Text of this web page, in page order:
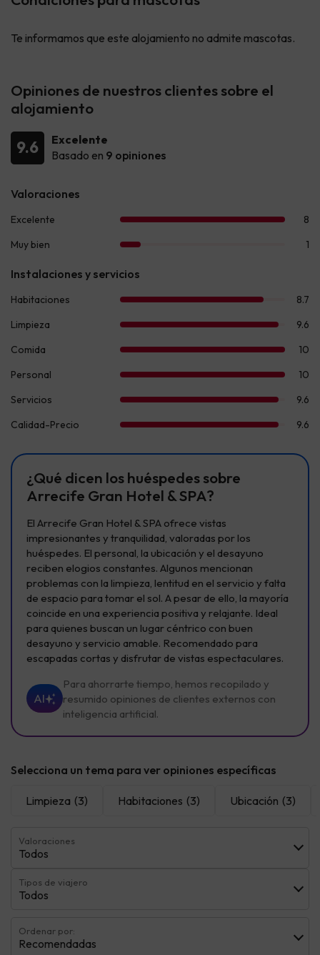
Te informamos que este alojamiento no admite mascotas.
Opiniones de nuestros clientes sobre el
alojamiento
9.6
Excelente
Basado en 9 opiniones
¿Qué dicen los huéspedes sobre
Arrecife Gran Hotel & SPA?
El Arrecife Gran Hotel & SPA ofrece vistas
impresionantes y tranquilidad, valoradas por los
huéspedes. El personal, la ubicación y el desayuno
reciben elogios constantes. Algunos mencionan
problemas con la limpieza, lentitud en el servicio y falta
de espacio para tomar el sol. A pesar de ello, la mayoría
coincide en una experiencia positiva y relajante. Ideal
para quienes buscan un lugar céntrico con buen
desayuno y servicio amable. Recomendado para
escapadas cortas y disfrutar de vistas espectaculares.
AI
Para ahorrarte tiempo, hemos recopilado y
resumido opiniones de clientes externos con
inteligencia artificial.
Selecciona un tema para ver opiniones específicas
Limpieza (3) Habitaciones (3) Ubicación (3)
Valoraciones
Todos
Tipos de viajero
Todos
Ordenar por:
Recomendadas